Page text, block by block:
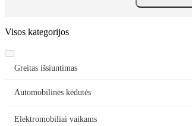
Visos kategorijos
Greitas išsiuntimas
Automobilinės kėdutės
Elektromobiliai vaikams